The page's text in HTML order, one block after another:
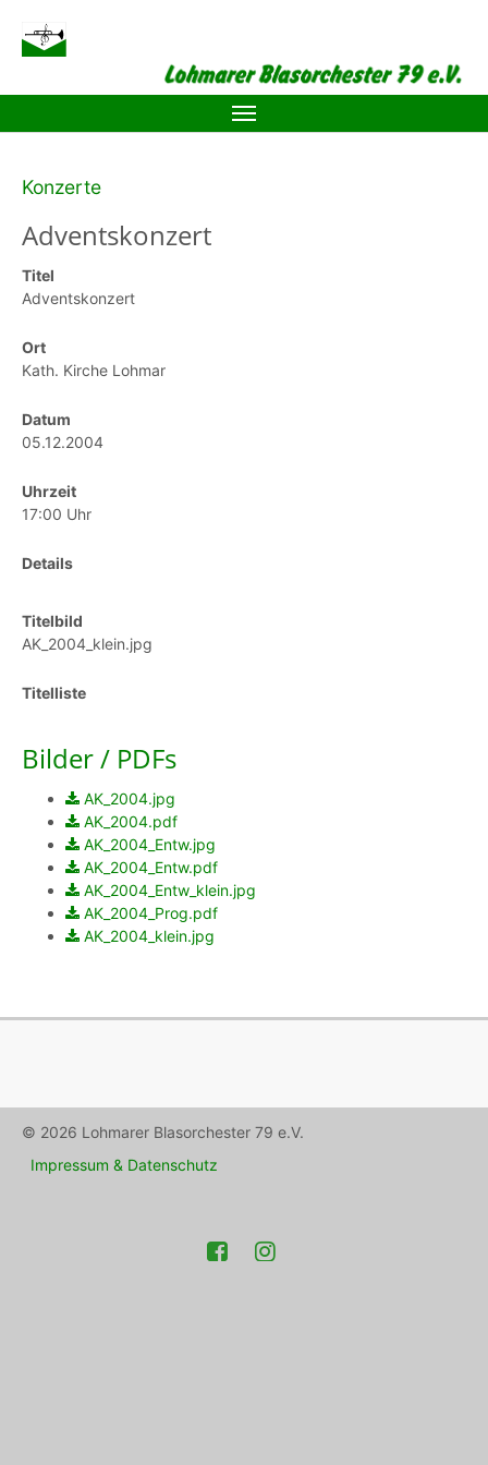
Konzerte
Adventskonzert
Titel
Adventskonzert
Ort
Kath. Kirche Lohmar
Datum
05.12.2004
Uhrzeit
17:00 Uhr
Details
Titelbild
AK_2004_klein.jpg
Titelliste
Bilder / PDFs
AK_2004.jpg
AK_2004.pdf
AK_2004_Entw.jpg
AK_2004_Entw.pdf
AK_2004_Entw_klein.jpg
AK_2004_Prog.pdf
AK_2004_klein.jpg
© 2026 Lohmarer Blasorchester 79 e.V.
Impressum & Datenschutz
Facebook